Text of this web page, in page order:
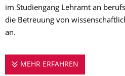
im Studiengang Lehramt an
die Betreuung von
an.
MEHR ERFAHREN